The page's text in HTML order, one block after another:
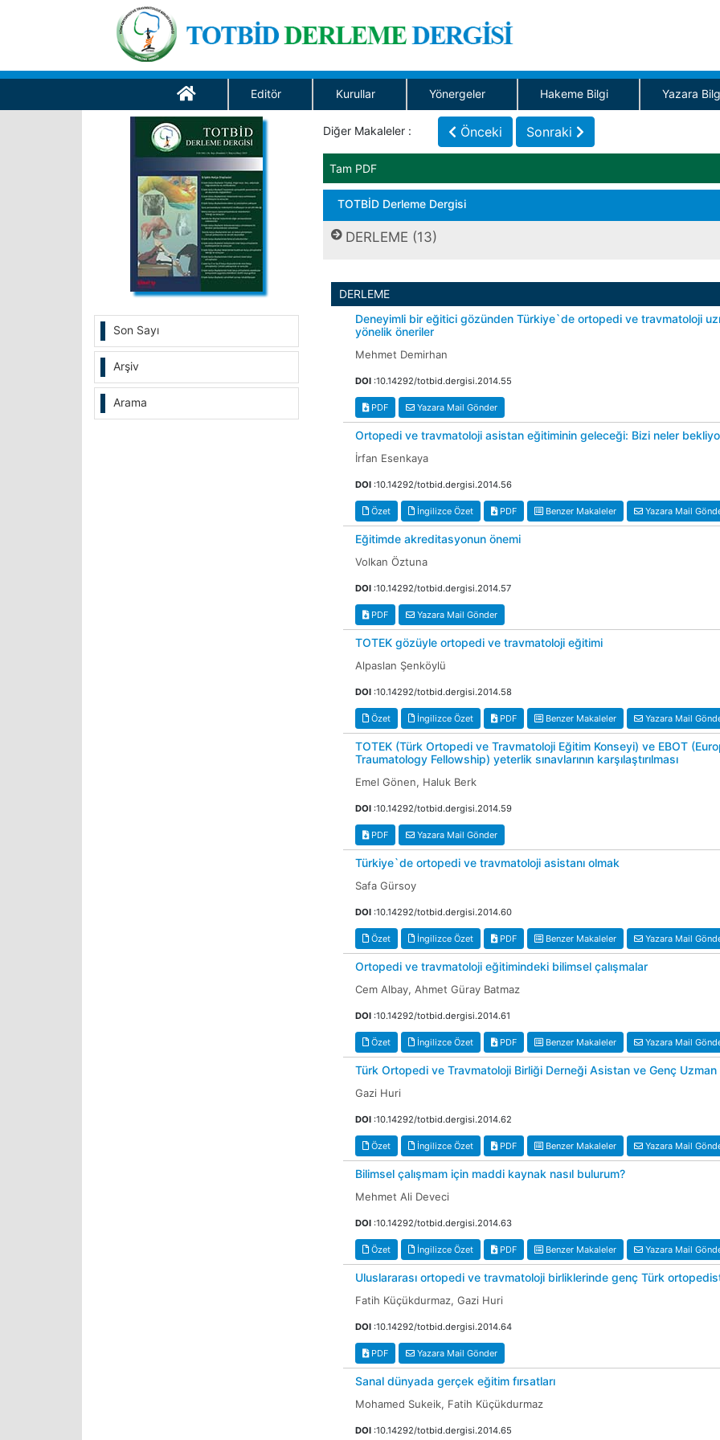
Editör Kurullar Yönergeler Hakeme Bilgi Yazara
Son Sayı
Arşiv
Arama
Diğer Makaleler : Önceki Sonraki
Tam PDF
TOTBİD Derleme Dergisi
DERLEME (13)
DERLEME
Deneyimli bir eğitici gözünden Türkiye`de ortopedi ve travmatoloji
yönelik öneriler
Mehmet Demirhan
DOI :10.14292/totbid.dergisi.2014.55
PDF Yazara Mail Gönder
Ortopedi ve travmatoloji asistan eğitiminin geleceği: Bizi neler
İrfan Esenkaya
DOI :10.14292/totbid.dergisi.2014.56
Özet İngilizce Özet PDF Benzer Makaleler Yazara Mail
Eğitimde akreditasyonun önemi
Volkan Öztuna
DOI :10.14292/totbid.dergisi.2014.57
PDF Yazara Mail Gönder
TOTEK gözüyle ortopedi ve travmatoloji eğitimi
Alpaslan Şenköylü
DOI :10.14292/totbid.dergisi.2014.58
Özet İngilizce Özet PDF Benzer Makaleler Yazara Mail
TOTEK (Türk Ortopedi ve Travmatoloji Eğitim Konseyi) ve EBOT
Traumatology Fellowship) yeterlik sınavlarının karşılaştırılması
Emel Gönen, Haluk Berk
DOI :10.14292/totbid.dergisi.2014.59
PDF Yazara Mail Gönder
Türkiye`de ortopedi ve travmatoloji asistanı olmak
Safa Gürsoy
DOI :10.14292/totbid.dergisi.2014.60
Özet İngilizce Özet PDF Benzer Makaleler Yazara Mail
Ortopedi ve travmatoloji eğitimindeki bilimsel çalışmalar
Cem Albay, Ahmet Güray Batmaz
DOI :10.14292/totbid.dergisi.2014.61
Özet İngilizce Özet PDF Benzer Makaleler Yazara Mail
Türk Ortopedi ve Travmatoloji Birliği Derneği Asistan ve Genç Uzman
Gazi Huri
DOI :10.14292/totbid.dergisi.2014.62
Özet İngilizce Özet PDF Benzer Makaleler Yazara Mail
Bilimsel çalışmam için maddi kaynak nasıl bulurum?
Mehmet Ali Deveci
DOI :10.14292/totbid.dergisi.2014.63
Özet İngilizce Özet PDF Benzer Makaleler Yazara Mail
Uluslararası ortopedi ve travmatoloji birliklerinde genç Türk
Fatih Küçükdurmaz, Gazi Huri
DOI :10.14292/totbid.dergisi.2014.64
PDF Yazara Mail Gönder
Sanal dünyada gerçek eğitim fırsatları
Mohamed Sukeik, Fatih Küçükdurmaz
DOI :10.14292/totbid.dergisi.2014.65